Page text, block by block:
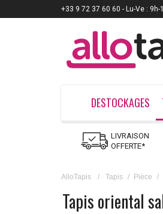
DESTOCKAGES
LIVRAISON
OFFERTE*
AlloTapis / Tapis / Pièce /
Tapis oriental
+33 9 72 37 60 60 - Lu-Ve :